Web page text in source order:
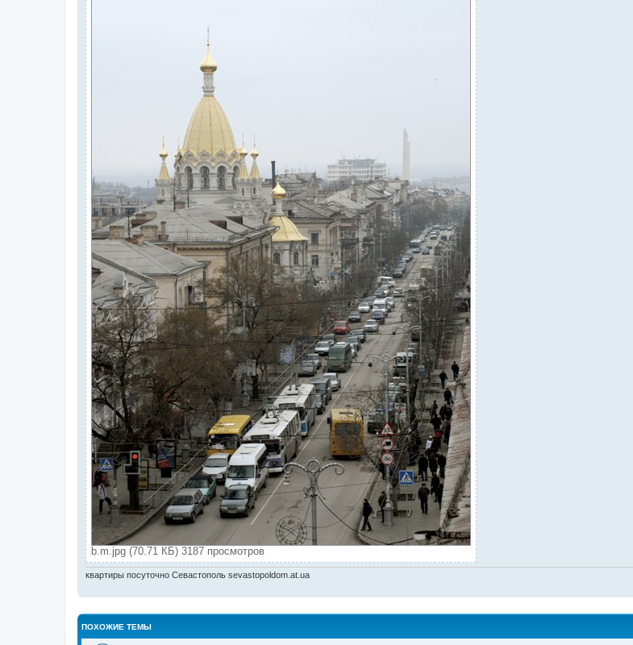
b.m.jpg (70.71 КБ) 3187 просмотров
квартиры посуточно Севастополь sevastopoldom.at.ua
ПОХОЖИЕ ТЕМЫ